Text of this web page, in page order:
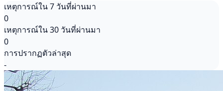
เหตุการณ์ใน 7 วันที่ผ่านมา
0
เหตุการณ์ใน 30 วันที่ผ่านมา
0
การปรากฏตัวล่าสุด
-